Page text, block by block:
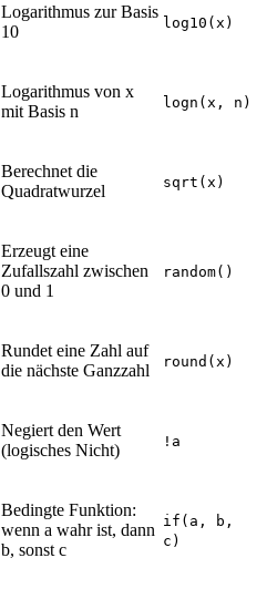
Logarithmus zur Basis
10
log10(x)
Logarithmus von x
mit Basis n
logn(x, n)
Berechnet die
Quadratwurzel
sqrt(x)
Erzeugt eine
Zufallszahl zwischen
0 und 1
random()
Rundet eine Zahl auf
die nächste Ganzzahl
round(x)
Negiert den Wert
(logisches Nicht)
!a
Bedingte Funktion:
wenn a wahr ist, dann
b, sonst c
if(a, b,
c)